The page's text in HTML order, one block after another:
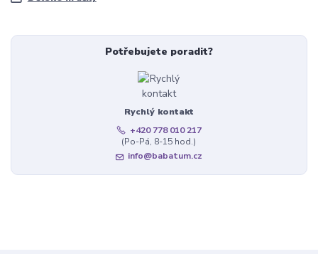
Potřebujete poradit?
Rychlý kontakt
+420 778 010 217
(Po-Pá, 8-15 hod.)
info@babatum.cz